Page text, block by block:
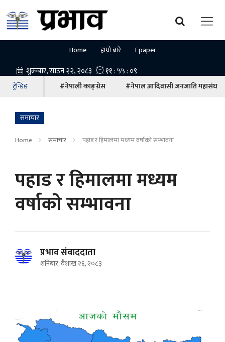
Home हाम्रो बारे Epaper
ट्रेन्डिङ #नेपाली काङ्ग्रेस #नेपाल आदिवासी जनजाति महासंघ
समाचार
Home समाचार पहाड र हिमालमा मध्यम वर्षाकाे सम्भावना
पहाड र हिमालमा मध्यम
वर्षाकाे सम्भावना
प्रभाव संवाददाता
शनिबार, वैशाख २६, २०८३